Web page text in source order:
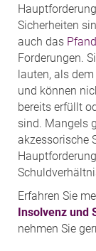
Sicherheiten
auch das
Forderungen.
lauten, als
und können
bereits erfüllt
sind. Mangels
akzessorische
Erfahren Sie
Insolvenz und
nehmen Sie